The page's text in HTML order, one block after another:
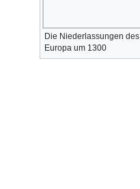
Die Niederlassungen
Europa um 1300